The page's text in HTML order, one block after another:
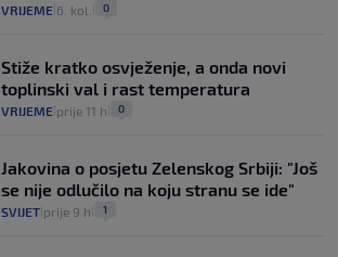
VRIJEME 6. kol. 0
Stiže kratko osvježenje, a onda novi
toplinski val i rast temperatura
VRIJEME prije 11 h 0
Jakovina o posjetu Zelenskog Srbiji: "Još
se nije odlučilo na koju stranu se ide"
SVIJET prije 9 h 1